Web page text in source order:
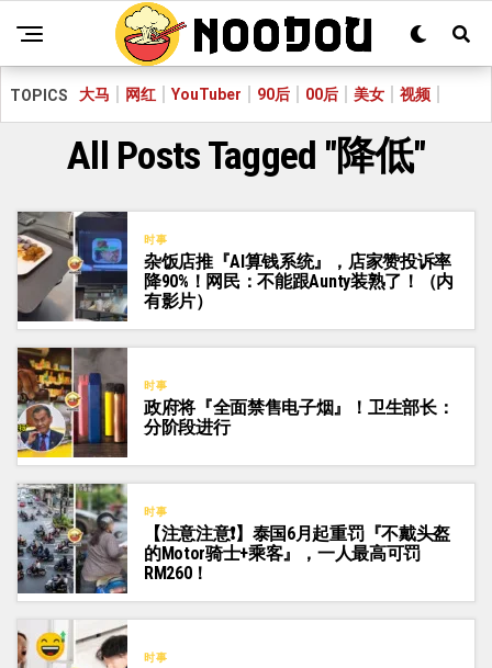
TOPICS 大马 网红 YouTuber 90后 00后 美女 视频
All Posts Tagged "降低"
时事
杂饭店推『AI算钱系统』，店家赞投诉率
降90%！网民：不能跟Aunty装熟了！（内
有影片）
时事
政府将『全面禁售电子烟』！卫生部长：
分阶段进行
时事
【注意注意❗】泰国6月起重罚『不戴头盔
的Motor骑士+乘客』，一人最高可罚
RM260！
时事